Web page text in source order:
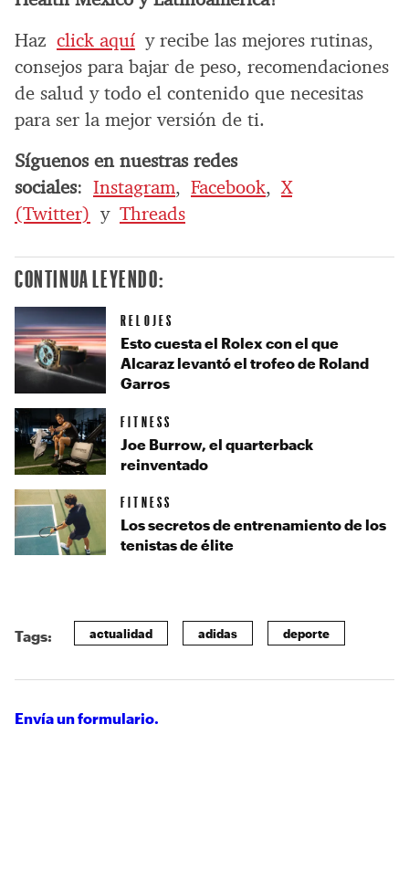
Haz click aquí y recibe las mejores rutinas,
consejos para bajar de peso, recomendaciones
de salud y todo el contenido que necesitas
para ser la mejor versión de ti.
Síguenos en nuestras redes
sociales: Instagram, Facebook,X
(Twitter) y Threads
CONTINUA LEYENDO:
RELOJES
Esto cuesta el Rolex con el que
Alcaraz levantó el trofeo de Roland
Garros
FITNESS
Joe Burrow, el quarterback
reinventado
FITNESS
Los secretos de entrenamiento de los
tenistas de élite
Tags: actualidad adidas deporte
Envía un formulario.